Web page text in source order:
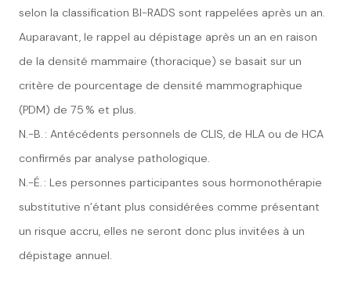
selon la classification BI-RADS sont rappelées après un an.
Auparavant, le rappel au dépistage après un an en raison
de la densité mammaire (thoracique) se basait sur un
critère de pourcentage de densité mammographique
(PDM) de 75 % et plus.
N.-B. : Antécédents personnels de CLIS, de HLA ou de HCA
confirmés par analyse pathologique.
N.-É. : Les personnes participantes sous hormonothérapie
substitutive n’étant plus considérées comme présentant
un risque accru, elles ne seront donc plus invitées à un
dépistage annuel.